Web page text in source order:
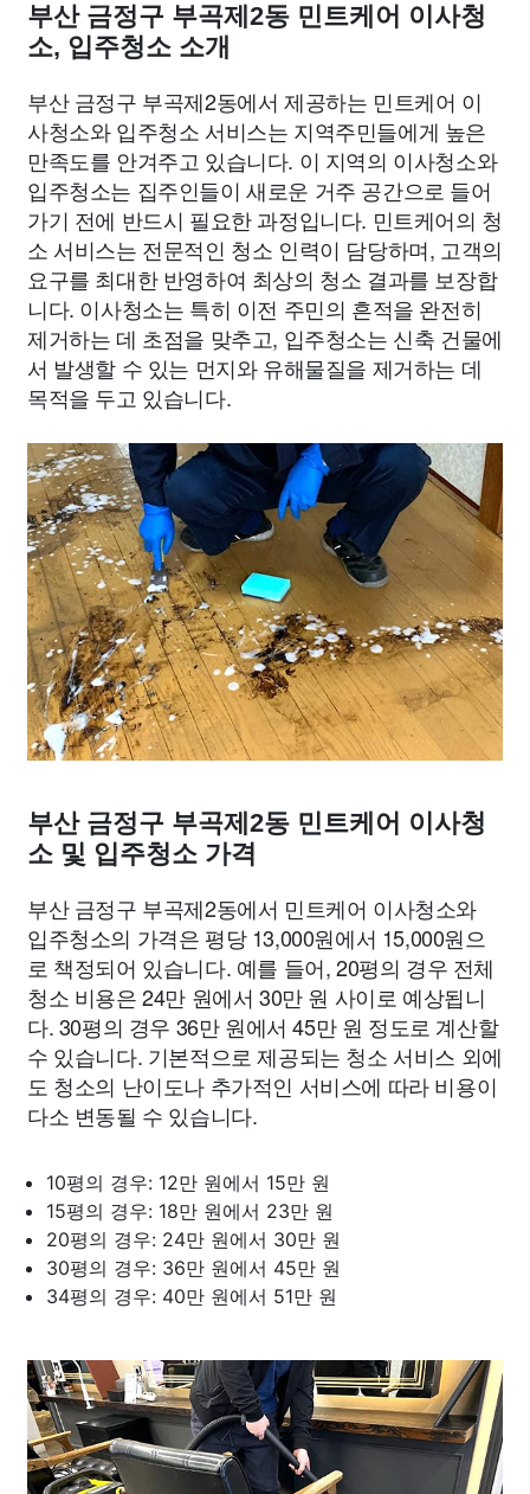
부산 금정구 부곡제2동 민트케어 이사청
소, 입주청소 소개
부산 금정구 부곡제2동에서 제공하는 민트케어 이
사청소와 입주청소 서비스는 지역주민들에게 높은
만족도를 안겨주고 있습니다. 이 지역의 이사청소와
입주청소는 집주인들이 새로운 거주 공간으로 들어
가기 전에 반드시 필요한 과정입니다. 민트케어의 청
소 서비스는 전문적인 청소 인력이 담당하며, 고객의
요구를 최대한 반영하여 최상의 청소 결과를 보장합
니다. 이사청소는 특히 이전 주민의 흔적을 완전히
제거하는 데 초점을 맞추고, 입주청소는 신축 건물에
서 발생할 수 있는 먼지와 유해물질을 제거하는 데
목적을 두고 있습니다.
부산 금정구 부곡제2동 민트케어 이사청
소 및 입주청소 가격
부산 금정구 부곡제2동에서 민트케어 이사청소와
입주청소의 가격은 평당 13,000원에서 15,000원으
로 책정되어 있습니다. 예를 들어, 20평의 경우 전체
청소 비용은 24만 원에서 30만 원 사이로 예상됩니
다. 30평의 경우 36만 원에서 45만 원 정도로 계산할
수 있습니다. 기본적으로 제공되는 청소 서비스 외에
도 청소의 난이도나 추가적인 서비스에 따라 비용이
다소 변동될 수 있습니다.
10평의 경우: 12만 원에서 15만 원
15평의 경우: 18만 원에서 23만 원
20평의 경우: 24만 원에서 30만 원
30평의 경우: 36만 원에서 45만 원
34평의 경우: 40만 원에서 51만 원